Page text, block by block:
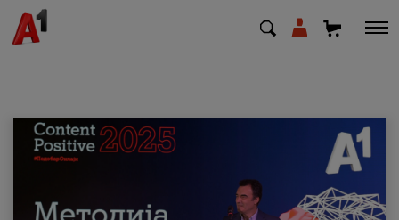
МК EN